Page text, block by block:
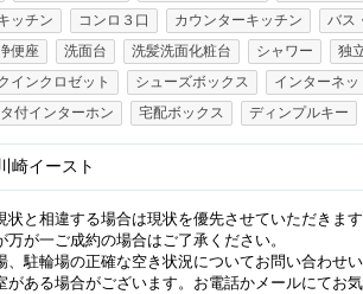
ッチン
コンロ３口 カウンターキッチン バス
便座
洗面台 洗髪洗面化粧台 シャワー 独
インクロゼット
シューズボックス インターネ
付インターホン
宅配ボックス ディンプルキー
崎イースト
と相違する場合は現状を優先させていただきます
が一ご成約の場合はご了承ください。
駐輪場の正確な空き状況についてお問い合わせい
ある場合がございます。お電話かメールにてお気